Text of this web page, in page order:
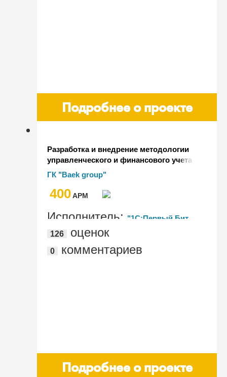
Подробнее о проекте
Разработка и внедрение методологии
управленческого и финансового учета
в холдинговой структуре на базе
1С:Бухгалтерии КОРП и БИТ.Финанс
Холдинг
ГК "Baek group"
400AРМ
Исполнитель: "1С:Первый Бит,
Хабаровск"
126 оценок
0 комментариев
Подробнее о проекте